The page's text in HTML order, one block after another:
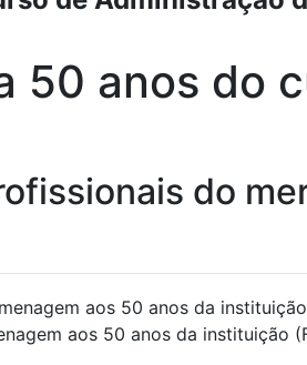
50 anos do
do
aos 50 anos da instituição